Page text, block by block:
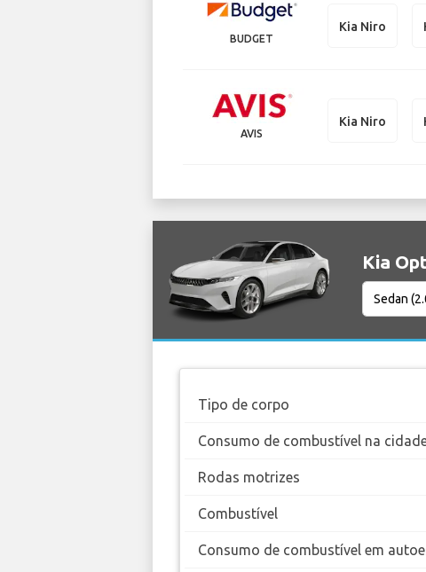
BUDGET
Kia Niro
AVIS
Kia Niro
Kia
Tipo de corpo
Consumo de combustível na
Rodas motrizes
Combustível
Consumo de combustível em